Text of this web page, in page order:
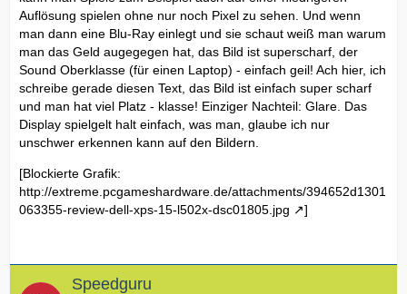
Auflösung spielen ohne nur noch Pixel zu sehen. Und wenn
man dann eine Blu-Ray einlegt und sie schaut weiß man warum
man das Geld augegegen hat, das Bild ist superscharf, der
Sound Oberklasse (für einen Laptop) - einfach geil! Ach hier, ich
schreibe gerade diesen Text, das Bild ist einfach super scharf
und man hat viel Platz - klasse! Einziger Nachteil: Glare. Das
Display spielgelt halt einfach, was man, glaube ich nur
unschwer erkennen kann auf den Bildern.
[Blockierte Grafik:
http://extreme.pcgameshardware.de/attachments/394652d1301
063355-review-dell-xps-15-l502x-dsc01805.jpg
]
Speedguru